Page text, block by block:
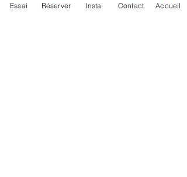
Essai Réserver Insta Contact Accueil